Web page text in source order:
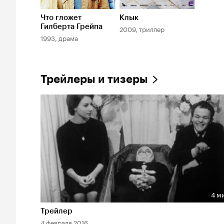
Что гложет
Гилберта Грейпа
1993, драма
Клык
2009, триллер
Трейлеры и тизеры
Длительность 4 мин
4
Трейлер